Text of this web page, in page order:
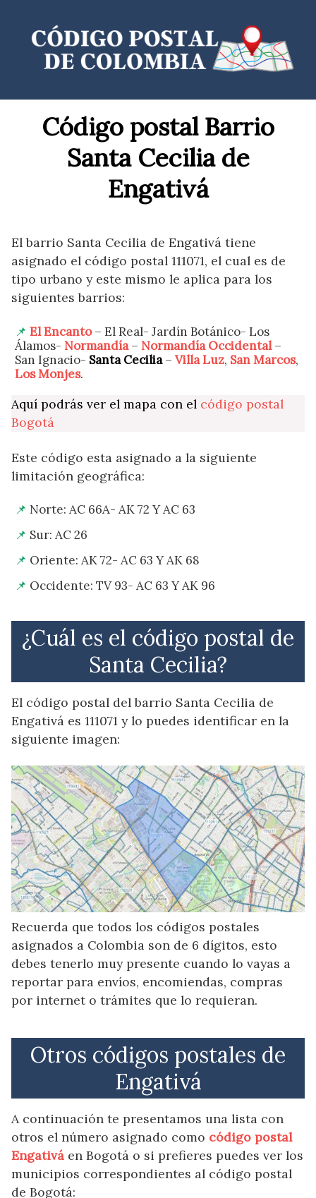
contenido
Código postal Barrio
Santa Cecilia de
Engativá
El barrio Santa Cecilia de Engativá tiene
asignado el código postal 111071, el cual es de
tipo urbano y este mismo le aplica para los
siguientes barrios:
El Encanto– El Real- Jardín Botánico- Los
Álamos- Normandía– Normandía Occidental–
San Ignacio- Santa Cecilia– Villa Luz, San Marcos,
Los Monjes.
Aquí podrás ver el mapa con el código postal
Bogotá
Este código esta asignado a la siguiente
limitación geográfica:
Norte: AC 66A- AK 72 Y AC 63
Sur: AC 26
Oriente: AK 72- AC 63 Y AK 68
Occidente: TV 93- AC 63 Y AK 96
¿Cuál es el código postal de
Santa Cecilia?
El código postal del barrio Santa Cecilia de
Engativá es 111071 y lo puedes identificar en la
siguiente imagen:
Recuerda que todos los códigos postales
asignados a Colombia son de 6 dígitos, esto
debes tenerlo muy presente cuando lo vayas a
reportar para envíos, encomiendas, compras
por internet o trámites que lo requieran.
Otros códigos postales de
Engativá
A continuación te presentamos una lista con
otros el número asignado como código postal
Engativá en Bogotá o si prefieres puedes ver los
municipios correspondientes al código postal
de Bogotá: